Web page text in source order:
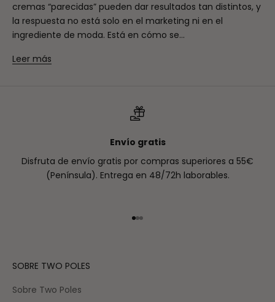
cremas “parecidas” pueden dar resultados tan distintos, y
la respuesta no está solo en el marketing ni en el
ingrediente de moda. Está en cómo se...
Leer más
Envío gratis
Disfruta de envío gratis por compras superiores a 55€
(Península). Entrega en 48/72h laborables.
Ir al artículo 1
Ir al artículo 2
Ir al artículo 3
SOBRE TWO POLES
Sobre Two Poles